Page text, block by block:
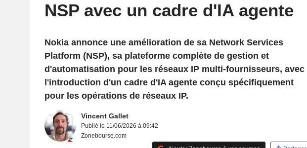
NSP avec un cadre d'IA agente
Nokia annonce une amélioration de sa Network Services
Platform (NSP), sa plateforme complète de gestion et
d'automatisation pour les réseaux IP multi-fournisseurs, avec
l'introduction d'un cadre d'IA agente conçu spécifiquement
pour les opérations de réseaux IP.
Vincent Gallet
Publié le 11/06/2026 à 09:42
Zonebourse.com